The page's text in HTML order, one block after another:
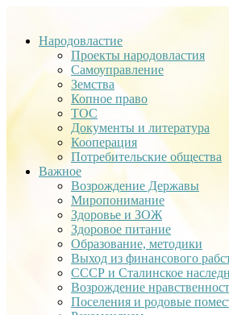
Народовластие
Проекты народовластия
Самоуправление
Земства
Копное право
ТОС
Документы и литература
Кооперация
Потребительские общества
Важное
Возрождение Державы
Миропонимание
Здоровье и ЗОЖ
Здоровое питание
Образование, методики
Выход из финансового
СССР и Сталинское
Возрождение
Поселения и родовые